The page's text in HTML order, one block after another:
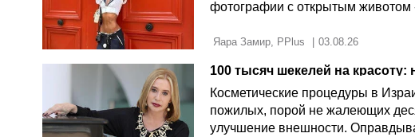
фотографии с открытым животом
03.08.26
Косметические процедуры в
пожилых, порой не жалеющих
улучшение внешности.